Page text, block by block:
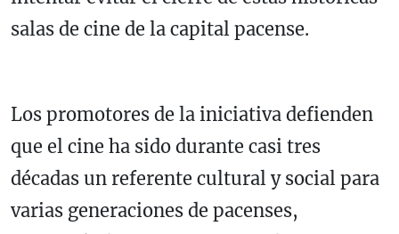
salas de cine de la capital pacense.
Los promotores de la iniciativa defienden
que el cine ha sido durante casi tres
décadas un referente cultural y social para
varias generaciones de pacenses,